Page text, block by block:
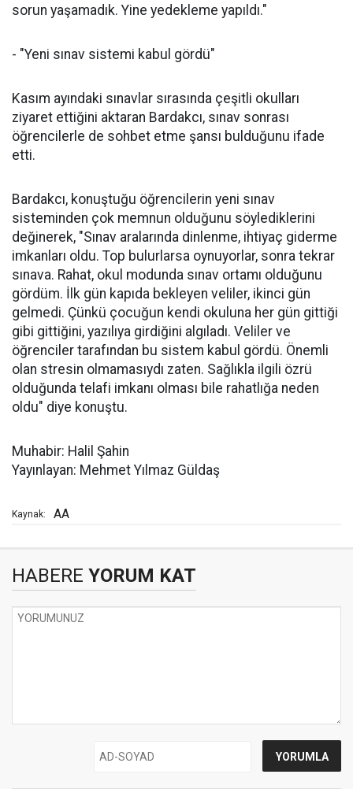
sorun yaşamadık. Yine yedekleme yapıldı."
- "Yeni sınav sistemi kabul gördü"
Kasım ayındaki sınavlar sırasında çeşitli okulları
ziyaret ettiğini aktaran Bardakcı, sınav sonrası
öğrencilerle de sohbet etme şansı bulduğunu ifade
etti.
Bardakcı, konuştuğu öğrencilerin yeni sınav
sisteminden çok memnun olduğunu söylediklerini
değinerek, "Sınav aralarında dinlenme, ihtiyaç giderme
imkanları oldu. Top bulurlarsa oynuyorlar, sonra tekrar
sınava. Rahat, okul modunda sınav ortamı olduğunu
gördüm. İlk gün kapıda bekleyen veliler, ikinci gün
gelmedi. Çünkü çocuğun kendi okuluna her gün gittiği
gibi gittiğini, yazılıya girdiğini algıladı. Veliler ve
öğrenciler tarafından bu sistem kabul gördü. Önemli
olan stresin olmamasıydı zaten. Sağlıkla ilgili özrü
olduğunda telafi imkanı olması bile rahatlığa neden
oldu" diye konuştu.
Muhabir: Halil Şahin
Yayınlayan: Mehmet Yılmaz Güldaş
Kaynak: AA
HABERE YORUM KAT